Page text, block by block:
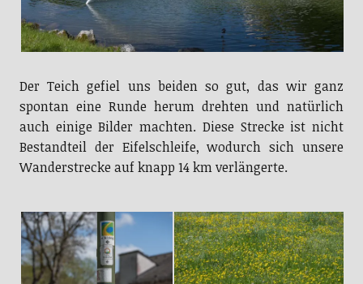
Der Teich gefiel uns beiden so gut, das wir ganz
spontan eine Runde herum drehten und natürlich
auch einige Bilder machten. Diese Strecke ist nicht
Bestandteil der Eifelschleife, wodurch sich unsere
Wanderstrecke auf knapp 14 km verlängerte.